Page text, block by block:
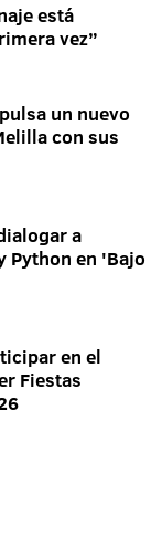
está
vez”
un nuevo
con sus
a
Python en 'Bajo
en el
Fiestas